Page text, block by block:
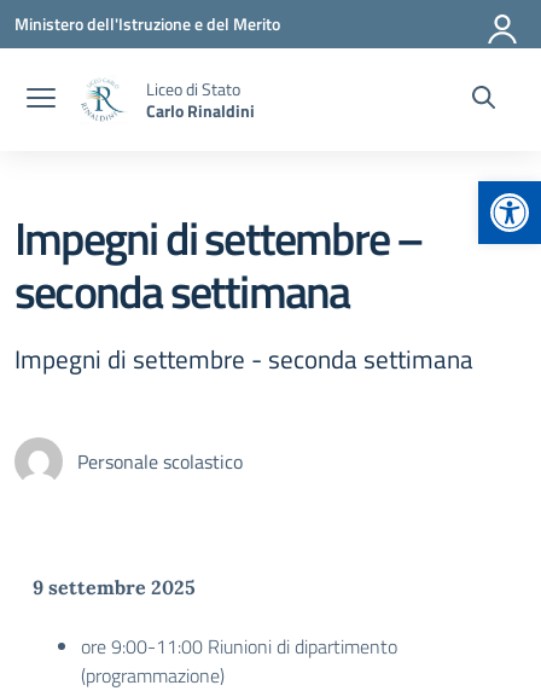
Vai ai contenuti
Vai al menu di navigazione
Vai al footer
Ministero dell'Istruzione e del Merito
Liceo di Stato
Carlo Rinaldini
Impegni di settembre –
seconda settimana
Impegni di settembre - seconda settimana
Personale scolastico
9 settembre 2025
ore 9:00-11:00 Riunioni di dipartimento
(programmazione)